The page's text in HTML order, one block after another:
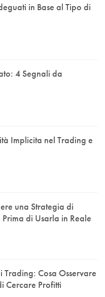
in Base al Tipo di
4 Segnali da
Implicita nel Trading e
una Strategia di
di Usarla in Reale
Trading: Cosa Osservare
Cercare Profitti